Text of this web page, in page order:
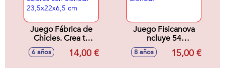
Juego Fábrica de
Chicles. Crea tu
propio chicle con
diferentes sabores
6 años 14,00 €
Juego Fisicanova
ncluye 54
Actividades de
Ciencia.
8 años 15,00 €